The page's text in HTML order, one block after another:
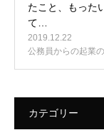
たこと、もった
て…
2019.12.22
公務員からの起業
カテゴリー